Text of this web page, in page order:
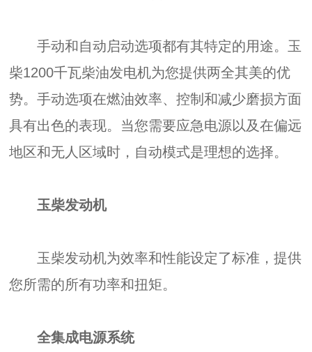
手动和自动启动选项都有其特定的用途。玉
柴1200千瓦柴油发电机为您提供两全其美的优
势。手动选项在燃油效率、控制和减少磨损方面
具有出色的表现。当您需要应急电源以及在偏远
地区和无人区域时，自动模式是理想的选择。
玉柴发动机
玉柴发动机为效率和性能设定了标准，提供
您所需的所有功率和扭矩。
全集成电源系统